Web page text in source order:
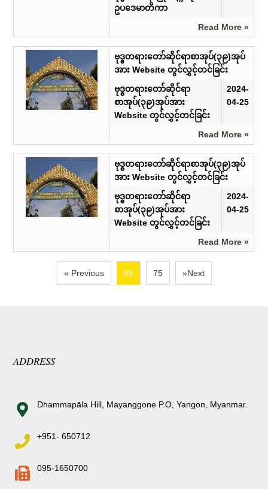
ဥပဒေမာတိကာ
Read More »
ဗုဒ္ဓတရားတော်ဆိုင်ရာစာအုပ်(၃၉)အုပ်
အား Website တွင်လွှင့်တင်ခြင်း
ဗုဒ္ဓတရားတော်ဆိုင်ရာ
စာအုပ်(၃၉)အုပ်အား
Website တွင်လွှင့်တင်ခြင်း
2024-
04-25
Read More »
ဗုဒ္ဓတရားတော်ဆိုင်ရာစာအုပ်(၃၉)အုပ်
အား Website တွင်လွှင့်တင်ခြင်း
ဗုဒ္ဓတရားတော်ဆိုင်ရာ
စာအုပ်(၃၉)အုပ်အား
Website တွင်လွှင့်တင်ခြင်း
2024-
04-25
Read More »
« Previous 69 75 »Next
ADDRESS
Dhammapāla Hill, Mayanggone P.O, Yangon, Myanmar.
+951- 650712
095-1650700